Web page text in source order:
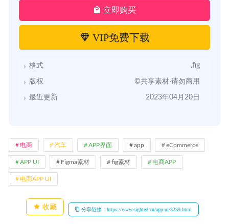
立即购买
VIP免费下载
格式 .fig
版权 ©共享素材·请勿商用
最近更新 2023年04月20日
电商 汽车 APP界面 app eCommerce
APP UI Figma素材 fig素材 电商APP
电商APP UI
收藏 分享链接：https://www.sighted.cn/app-ui/5239.html